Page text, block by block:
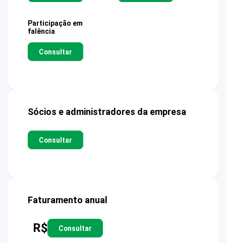
Participação em
falência
Consultar
Sócios e administradores da empresa
Consultar
Faturamento anual
R$ Consultar